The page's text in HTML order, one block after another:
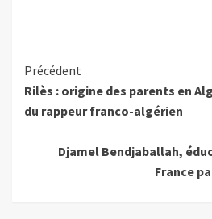
Précédent
Rilès : origine des parents en
du rappeur franco-algérien
Djamel Bendjaballah,
France